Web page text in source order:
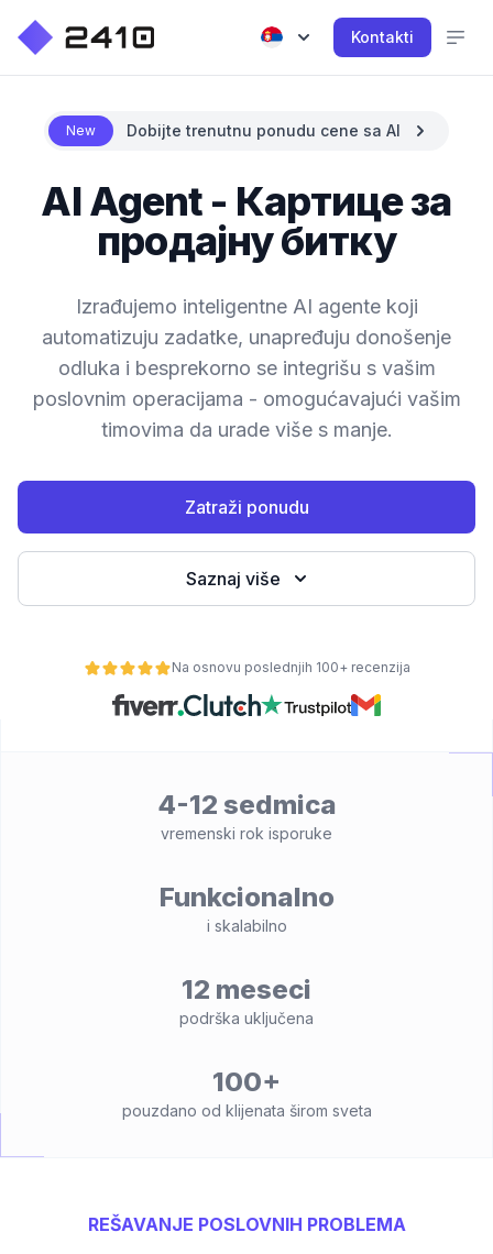
Kontakti
New Dobijte trenutnu ponudu cene sa AI
AI Agent - Картице за
продајну битку
Izrađujemo inteligentne AI agente koji
automatizuju zadatke, unapređuju donošenje
odluka i besprekorno se integrišu s vašim
poslovnim operacijama - omogućavajući vašim
timovima da urade više s manje.
Zatraži ponudu
Saznaj više
Na osnovu poslednjih 100+ recenzija
4-12 sedmica
vremenski rok isporuke
Funkcionalno
i skalabilno
12 meseci
podrška uključena
100+
pouzdano od klijenata širom sveta
REŠAVANJE POSLOVNIH PROBLEMA